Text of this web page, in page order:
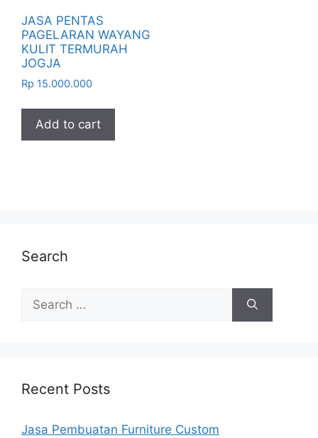
JASA PENTAS
PAGELARAN WAYANG
KULIT TERMURAH
JOGJA
Rp 15.000.000
Add to cart
Search
for:
Recent Posts
Jasa Pembuatan Furniture Custom